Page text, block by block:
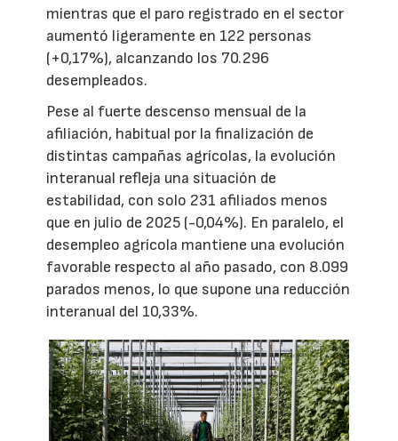
mientras que el paro registrado en el sector
aumentó ligeramente en 122 personas
(+0,17%), alcanzando los 70.296
desempleados.
Pese al fuerte descenso mensual de la
afiliación, habitual por la finalización de
distintas campañas agrícolas, la evolución
interanual refleja una situación de
estabilidad, con solo 231 afiliados menos
que en julio de 2025 (-0,04%). En paralelo, el
desempleo agrícola mantiene una evolución
favorable respecto al año pasado, con 8.099
parados menos, lo que supone una reducción
interanual del 10,33%.